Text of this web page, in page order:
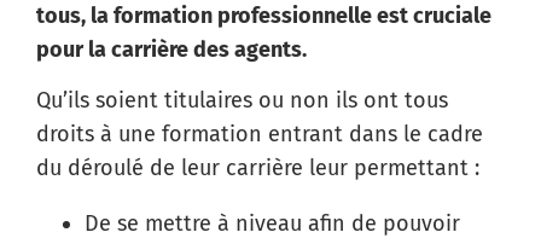
tous, la formation professionnelle est cruciale
pour la carrière des agents.
Qu’ils soient titulaires ou non ils ont tous
droits à une formation entrant dans le cadre
du déroulé de leur carrière leur permettant :
De se mettre à niveau afin de pouvoir